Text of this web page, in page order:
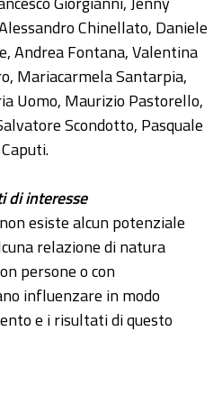
Chinellato, Daniele
Andrea Fontana, Valentina
Mariacarmela Santarpia,
Uomo, Maurizio Pastorello,
Scondotto, Pasquale
di interesse
esiste alcun potenziale
relazione di natura
persone o con
influenzare in modo
e i risultati di questo